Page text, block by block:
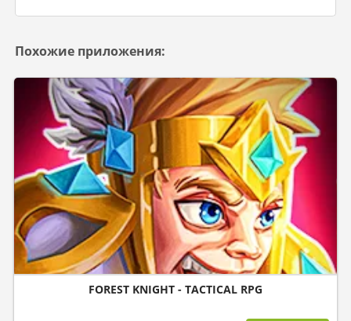
Похожие приложения:
FOREST KNIGHT - TACTICAL RPG